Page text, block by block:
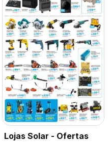
Lojas Solar - Ofertas